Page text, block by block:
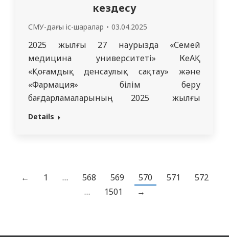
кездесу
СМУ-дағы іс-шаралар 03.04.2025
2025 жылғы 27 наурызда «Семей
медицина университеті» КеАҚ
«Қоғамдық денсаулық сақтау» және
«Фармация» білім беру
бағдарламаларының 2025 жылғы
түлектерімен кездесу өтті. Іс-шараға
медициналық және фармацевтикалық
бақылау комитетінің Абай облысы
Details
← 1 … 568 569 570 571
572
…
1501 →